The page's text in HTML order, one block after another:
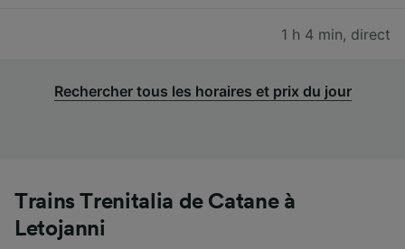
1 h 4 min, direct
Rechercher tous les horaires et prix du jour
Trains Trenitalia de Catane à
Letojanni